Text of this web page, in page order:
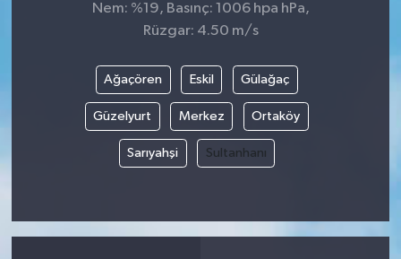
Nem: %19, Basınç: 1006 hpa hPa,
Rüzgar: 4.50 m/s
Ağaçören Eskil Gülağaç
Güzelyurt Merkez Ortaköy
Sarıyahşi Sultanhanı